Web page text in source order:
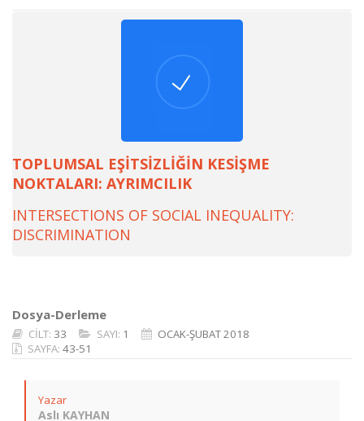
TOPLUMSAL EŞİTSİZLİĞİN KESİŞME
NOKTALARI: AYRIMCILIK
INTERSECTIONS OF SOCIAL INEQUALITY:
DISCRIMINATION
Dosya-Derleme
CİLT: 33 SAYI: 1
OCAK-ŞUBAT 2018
SAYFA: 43-51
Yazar
Aslı KAYHAN